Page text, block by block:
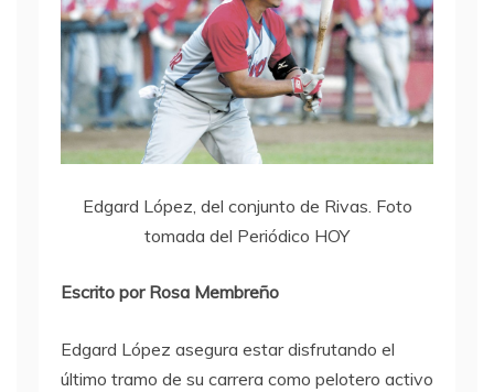
Edgard López, del conjunto de Rivas. Foto
tomada del Periódico HOY
Escrito por Rosa Membreño
Edgard López asegura estar disfrutando el
último tramo de su carrera como pelotero activo